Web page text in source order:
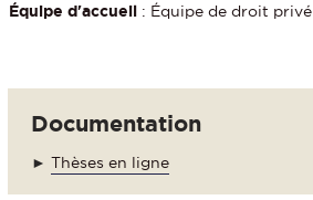
Équipe d'accueil : Équipe de droit privé
Documentation
► Thèses en ligne